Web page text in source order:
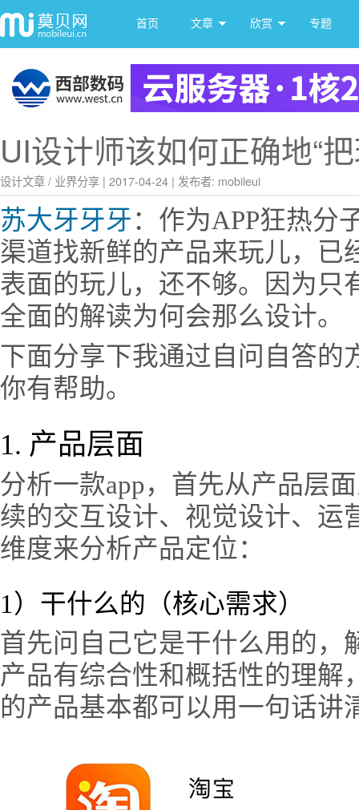
首页 文章 欣赏 专题
UI设计师该如何正确地“
设计文章/ 业界分享 | 2017-04-24 | 发布者: mobileui
苏大牙牙牙：作为APP狂热分
渠道找新鲜的产品来玩儿，已
表面的玩儿，还不够。因为只
全面的解读为何会那么设计。
下面分享下我通过自问自答的
你有帮助。
1. 产品层面
分析一款app，首先从产品层
续的交互设计、视觉设计、
维度来分析产品定位：
1）干什么的（核心需求）
首先问自己它是干什么用的，
产品有综合性和概括性的理解
的产品基本都可以用一句话讲